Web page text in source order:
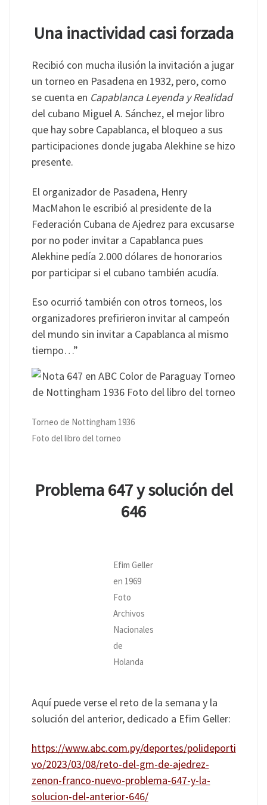
Una inactividad casi forzada
Recibió con mucha ilusión la invitación a jugar
un torneo en Pasadena en 1932, pero, como
se cuenta en Capablanca Leyenda y Realidad
del cubano Miguel A. Sánchez, el mejor libro
que hay sobre Capablanca, el bloqueo a sus
participaciones donde jugaba Alekhine se hizo
presente.
El organizador de Pasadena, Henry
MacMahon le escribió al presidente de la
Federación Cubana de Ajedrez para excusarse
por no poder invitar a Capablanca pues
Alekhine pedía 2.000 dólares de honorarios
por participar si el cubano también acudía.
Eso ocurrió también con otros torneos, los
organizadores prefirieron invitar al campeón
del mundo sin invitar a Capablanca al mismo
tiempo…”
Torneo de Nottingham 1936
Foto del libro del torneo
Problema 647 y solución del
646
Efim Geller
en 1969
Foto
Archivos
Nacionales
de
Holanda
Aquí puede verse el reto de la semana y la
solución del anterior, dedicado a Efim Geller:
https://www.abc.com.py/deportes/polideporti
vo/2023/03/08/reto-del-gm-de-ajedrez-
zenon-franco-nuevo-problema-647-y-la-
solucion-del-anterior-646/